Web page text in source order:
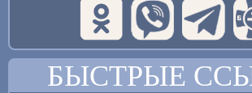
БЫСТРЫЕ